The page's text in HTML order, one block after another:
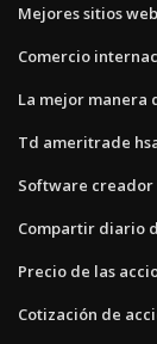
Mejores sitios
Comercio
La mejor manera
Td ameritrade
Software creador
Compartir diario
Precio de las
Cotización de